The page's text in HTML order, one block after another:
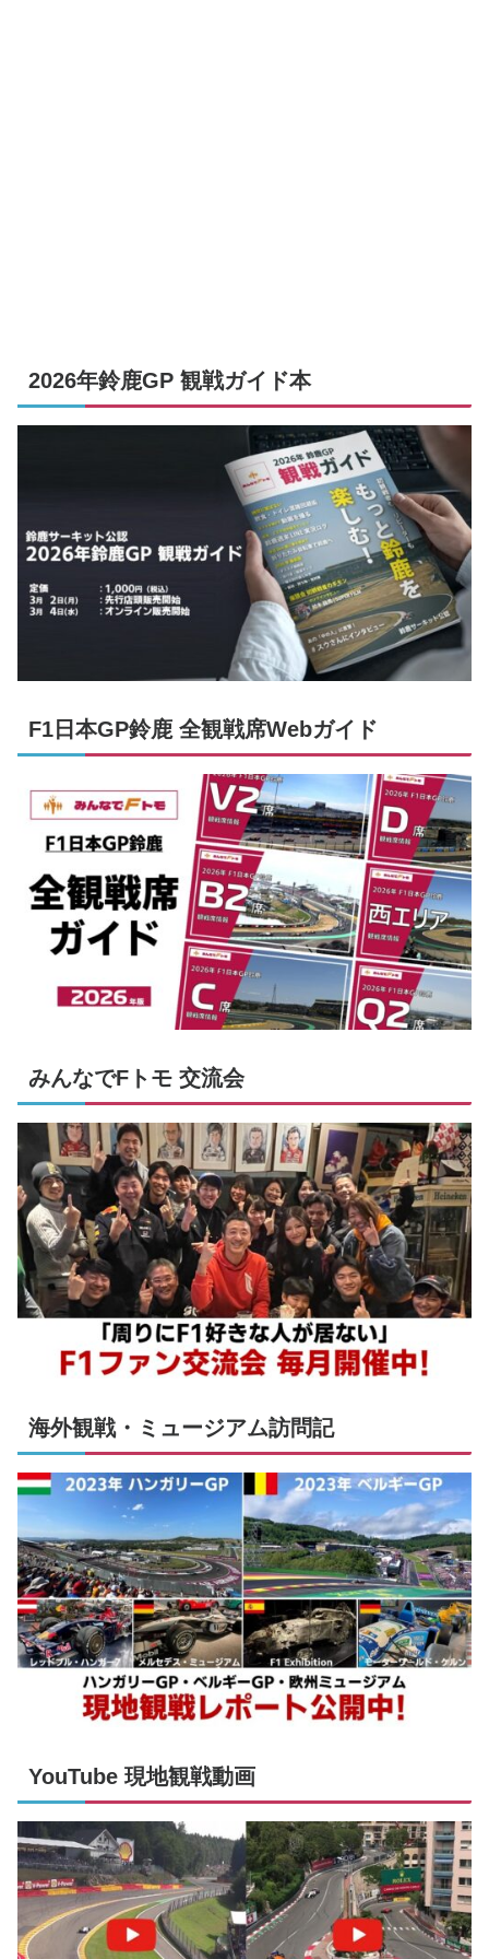
2026年鈴鹿GP 観戦ガイド本
F1日本GP鈴鹿 全観戦席Webガイド
みんなでFトモ 交流会
海外観戦・ミュージアム訪問記
YouTube 現地観戦動画